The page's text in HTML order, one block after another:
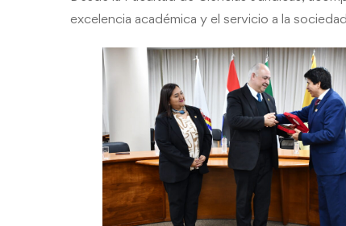
excelencia académica y el servicio a la